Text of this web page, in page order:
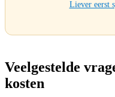
Liever eerst
Veelgestelde
kosten